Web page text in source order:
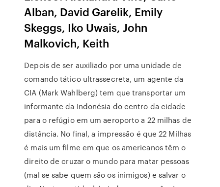
Alban, David Garelik, Emily
Skeggs, Iko Uwais, John
Malkovich, Keith
Depois de ser auxiliado por uma unidade de
comando tático ultrassecreta, um agente da
CIA (Mark Wahlberg) tem que transportar um
informante da Indonésia do centro da cidade
para o refúgio em um aeroporto a 22 milhas de
distância. No final, a impressão é que 22 Milhas
é mais um filme em que os americanos têm o
direito de cruzar o mundo para matar pessoas
(mal se sabe quem são os inimigos) e salvar o